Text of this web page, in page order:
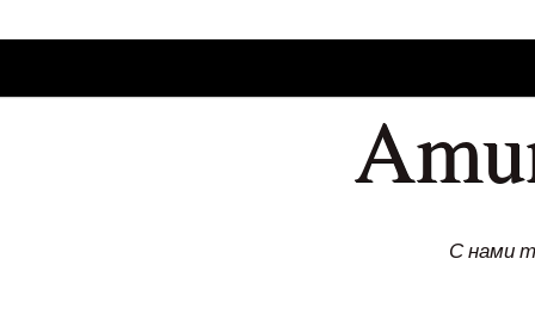
С нами